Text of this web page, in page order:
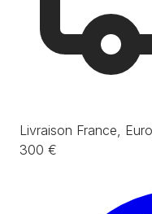
Livraison France,
300 €